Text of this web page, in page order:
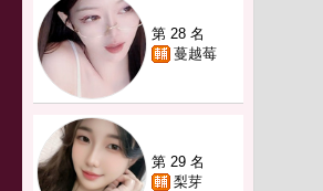
第 28 名
蔓越莓
第 29 名
梨芽